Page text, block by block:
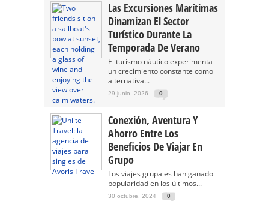
Las Excursiones Marítimas
Dinamizan El Sector
Turístico Durante La
Temporada De Verano
El turismo náutico experimenta
un crecimiento constante como
alternativa...
29 junio, 2026 0
Conexión, Aventura Y
Ahorro Entre Los
Beneficios De Viajar En
Grupo
Los viajes grupales han ganado
popularidad en los últimos...
30 octubre, 2024 0